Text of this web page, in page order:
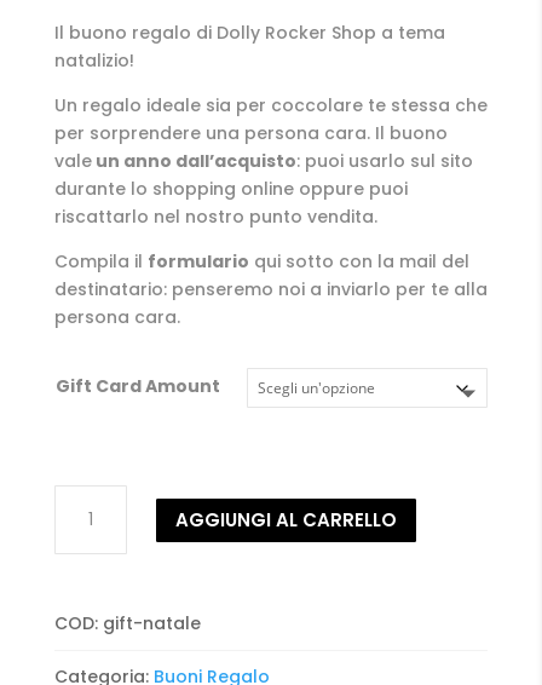
prezzo:
da
a
€1,000.00
Il buono regalo di Dolly Rocker Shop a tema
natalizio!
Un regalo ideale sia per coccolare te stessa che
per sorprendere una persona cara. Il buono
valeun anno dall’acquisto: puoi usarlo sul sito
durante lo shopping online oppure puoi
riscattarlo nel nostro punto vendita.
Compila il formulario qui sotto con la mail del
destinatario: penseremo noi a inviarlo per te alla
persona cara.
Gift Card Amount
Regalo
-
AGGIUNGI AL CARRELLO
COD: gift-natale
Categoria: Buoni Regalo